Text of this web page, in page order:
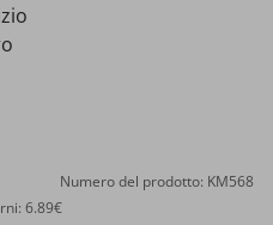
Numero del prodotto: KM568
6.89€